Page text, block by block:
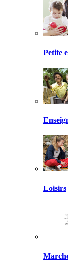
Petite
Loisirs